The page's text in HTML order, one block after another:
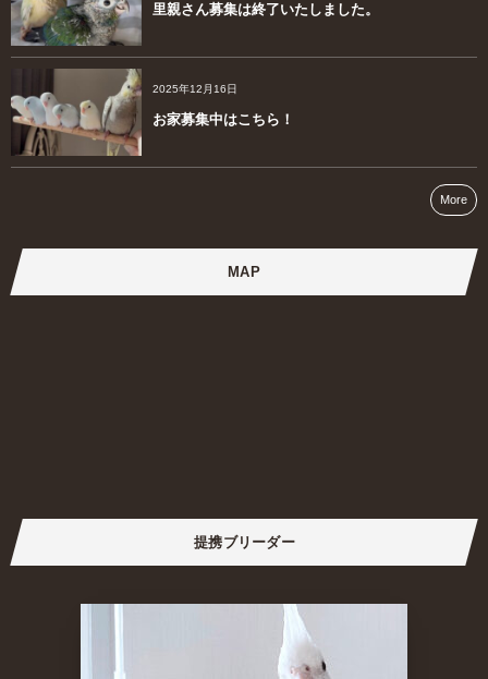
里親さん募集は終了いたしました。
2025年12月16日
お家募集中はこちら！
More
MAP
提携ブリーダー